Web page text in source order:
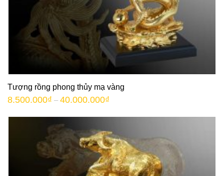
Tượng rồng phong thủy mạ vàng
8.500.000₫ – 40.000.000₫